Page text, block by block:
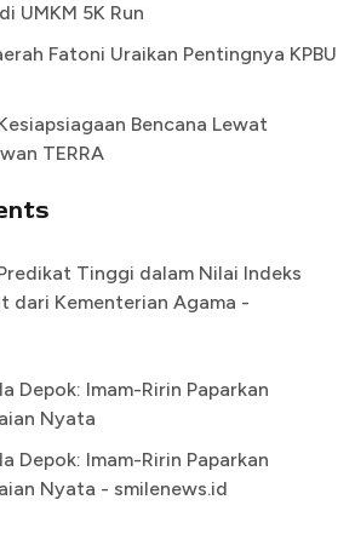
UMKM 5K Run
Fatoni Uraikan Pentingnya KPBU
Bencana Lewat
TERRA
Tinggi dalam Nilai Indeks
dari Kementerian Agama -
Depok: Imam-Ririn Paparkan
Nyata
Depok: Imam-Ririn Paparkan
Nyata - smilenews.id